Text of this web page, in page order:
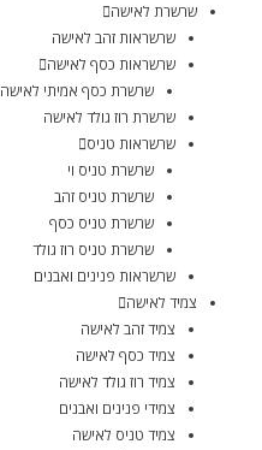
שרשרת לאישה
שרשראות זהב לאישה
שרשראות כסף לאישה
שרשרת כסף אמיתי לאישה
שרשרת רוז גולד לאישה
שרשראות טניס
שרשרת טניס וי
שרשרת טניס זהב
שרשרת טניס כסף
שרשרת טניס רוז גולד
שרשראות פנינים ואבנים
צמיד לאישה
צמיד זהב לאישה
צמיד כסף לאישה
צמיד רוז גולד לאישה
צמידי פנינים ואבנים
צמיד טניס לאישה